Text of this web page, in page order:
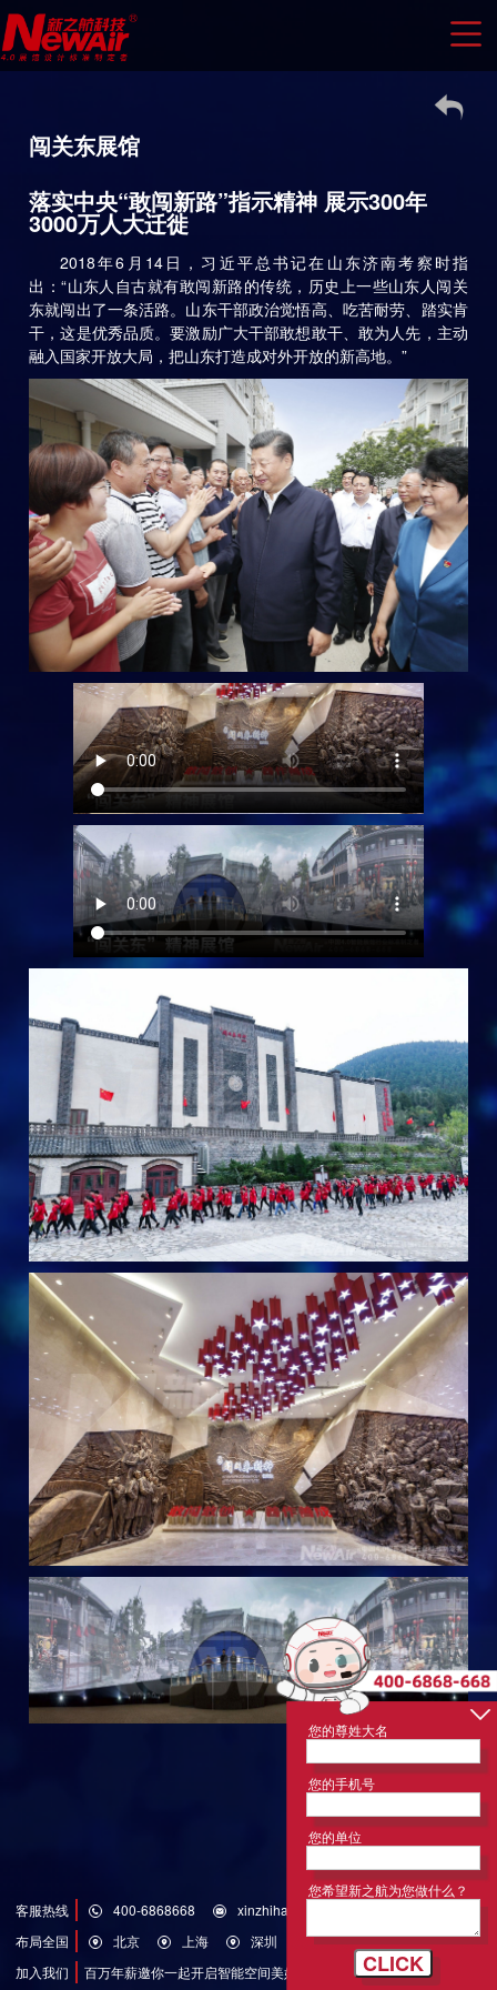
闯关东展馆
落实中央“敢闯新路”指示精神 展示300年
3000万人大迁徙
2018年6月14日，习近平总书记在山东济南考察时指
出：“山东人自古就有敢闯新路的传统，历史上一些山东人闯关
东就闯出了一条活路。山东干部政治觉悟高、吃苦耐劳、踏实肯
干，这是优秀品质。要激励广大干部敢想敢干、敢为人先，主动
融入国家开放大局，把山东打造成对外开放的新高地。”
客服热线 400-6868668
xinzhihang@126.com
布局全国
北京 上海 深圳 济南 青岛
洛杉矶
加入我们
百万年薪邀你一起开启智能空间美好未来！
您的尊姓大名
您的手机号
您的单位
您希望新之航为您做什么？
CLICK